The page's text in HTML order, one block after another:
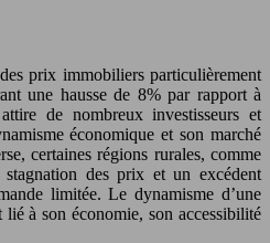
prix immobiliers particulièrement
une hausse de 8% par rapport à
de nombreux investisseurs et
économique et son marché
certaines régions rurales, comme
des prix et un excédent
limitée. Le dynamisme d’une
à son économie, son accessibilité